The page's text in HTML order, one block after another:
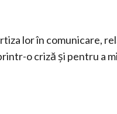
lor în comunicare,
o criză și pentru a